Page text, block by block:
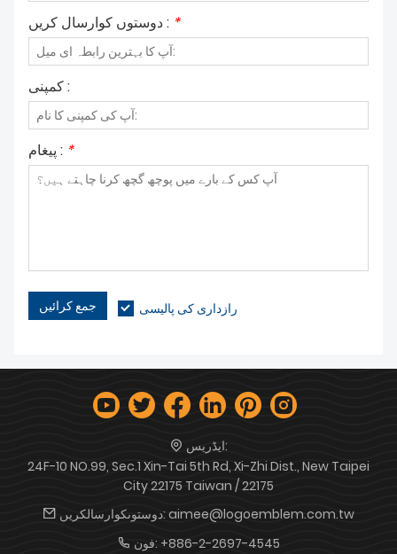
دوستوں کوارسال کریں : *
کمپنی :
پیغام : *
جمع کرائیں رازداری کی پالیسی
ایڈریس:
24F-10 NO.99, Sec.1 Xin-Tai 5th Rd, Xi-Zhi Dist., New Taipei
City 22175 Taiwan / 22175
دوستوںکوارسالکریں: aimee@logoemblem.com.tw
فون: +886-2-2697-4545